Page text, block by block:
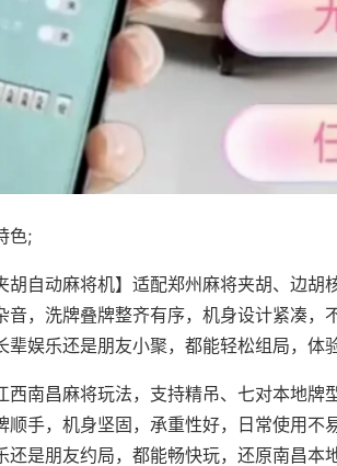
色;
胡自动麻将机】适配郑州麻将夹胡、边
音，洗牌叠牌整齐有序，机身设计紧凑，
娱乐还是朋友小聚，都能轻松组局，体
西南昌麻将玩法，支持精吊、七对本地牌
顺手，机身坚固，承重性好，日常使用不
是朋友约局，都能畅快玩，还原南昌本